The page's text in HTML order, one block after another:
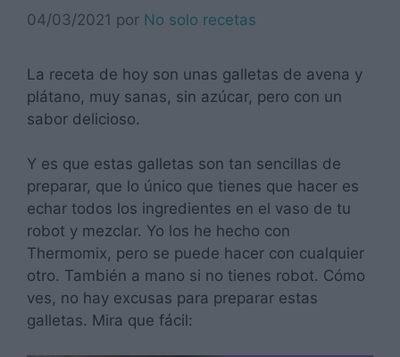
04/03/2021 por No solo recetas
La receta de hoy son unas galletas de avena y
plátano, muy sanas, sin azúcar, pero con un
sabor delicioso.
Y es que estas galletas son tan sencillas de
preparar, que lo único que tienes que hacer es
echar todos los ingredientes en el vaso de tu
robot y mezclar. Yo los he hecho con
Thermomix, pero se puede hacer con cualquier
otro. También a mano si no tienes robot. Cómo
ves, no hay excusas para preparar estas
galletas. Mira que fácil: